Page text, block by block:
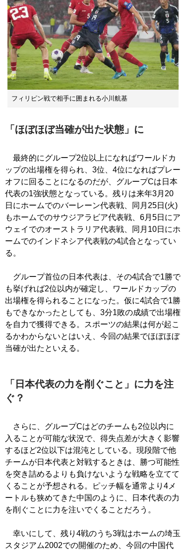
フィリピン戦で相手に囲まれる小川航基
「ほぼほぼ当確が出た状態」に
最終的にグループ2位以上になればワールドカ
ップの出場権を得られ、3位、4位になればプレー
オフに回ることになるのだが、グループCは日本
代表の1強状態となっている。残りは来年3月20
日にホームでのバーレーン代表戦、同月25日(火)
もホームでのサウジアラビア代表戦、6月5日にア
ウェイでのオーストラリア代表戦、同月10日にホ
ームでのインドネシア代表戦の4試合となってい
る。
グループ首位の日本代表は、その4試合で1勝で
も挙げれば2位以内が確定し、ワールドカップの
出場権を得られることになった。仮に4試合で1勝
もできなかったとしても、3分1敗の成績で出場権
を自力で獲得できる。スポーツの結果は何が起こ
るかわからないとはいえ、今回の結果でほぼほぼ
当確が出たといえる。
「日本代表の力を削ぐこと」に力を注
ぐ？
さらに、グループCはどのチームも2位以内に
入ることが可能な状況で、得失点差が大きく影響
するほど2位以下は混沌としている。現段階で他
チームが日本代表と対戦するときは、勝つ可能性
を突き詰めるよりも負けないような戦略を立てて
くることが予想される。ピッチ幅を通常より4メ
ートルも狭めてきた中国のように、日本代表の力
を削ぐことに力を注いでくることだろう。
幸いにして、残り4戦のうち3戦はホームの埼玉
スタジアム2002での開催のため、今回の中国代